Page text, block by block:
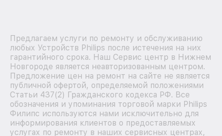
Предлагаем услуги по ремонту и обслуживанию
любых Устройств Philips после истечения на них
гарантийного срока. Наш Сервис центр в Нижнем
Новгороде является неавторизованным центром.
Предложение цен на ремонт на сайте не является
публичной офертой, определяемой положениями
Статьи 437(2) Гражданского кодекса РФ. Все
обозначения и упоминания торговой марки Philips
Филипс используются нами исключительно для
информирования клиентов о предоставляемых
услугах по ремонту в наших сервисных центрах,